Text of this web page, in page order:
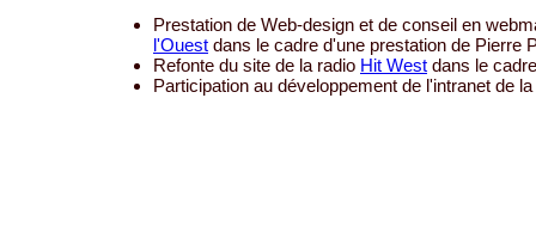
Prestation de Web-design et de conseil en
l'Ouest dans le cadre d'une prestation de Pierre
Refonte du site de la radio Hit West dans le
Participation au développement de l'intranet de